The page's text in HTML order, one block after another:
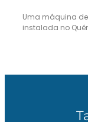
Uma máquina
instalada no